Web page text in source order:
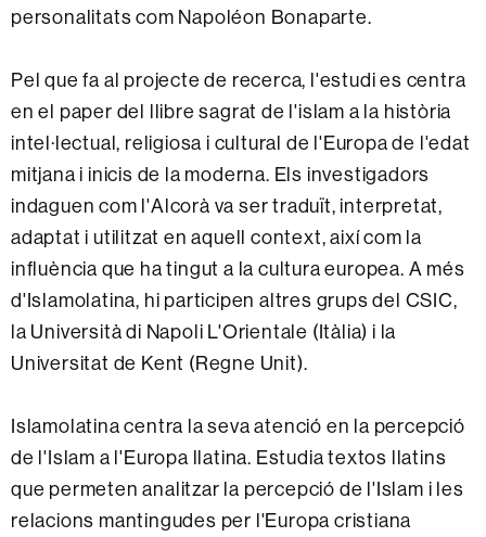
personalitats com Napoléon Bonaparte.
Pel que fa al projecte de recerca, l'estudi es centra
en el paper del llibre sagrat de l'islam a la història
intel·lectual, religiosa i cultural de l'Europa de l'edat
mitjana i inicis de la moderna. Els investigadors
indaguen com l'Alcorà va ser traduït, interpretat,
adaptat i utilitzat en aquell context, així com la
influència que ha tingut a la cultura europea. A més
d'Islamolatina, hi participen altres grups del CSIC,
la Università di Napoli L'Orientale (Itàlia) i la
Universitat de Kent (Regne Unit).
Islamolatina centra la seva atenció en la percepció
de l'Islam a l'Europa llatina. Estudia textos llatins
que permeten analitzar la percepció de l'Islam i les
relacions mantingudes per l'Europa cristiana